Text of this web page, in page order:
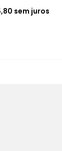
sem juros